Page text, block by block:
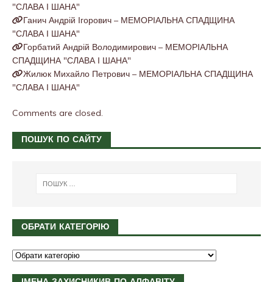
"СЛАВА І ШАНА"
Ганич Андрій Ігорович – МЕМОРІАЛЬНА СПАДЩИНА
"СЛАВА І ШАНА"
Горбатий Андрій Володимирович – МЕМОРІАЛЬНА
СПАДЩИНА "СЛАВА І ШАНА"
Жилюк Михайло Петрович – МЕМОРІАЛЬНА СПАДЩИНА
"СЛАВА І ШАНА"
Comments are closed.
ПОШУК ПО САЙТУ
ОБРАТИ КАТЕГОРІЮ